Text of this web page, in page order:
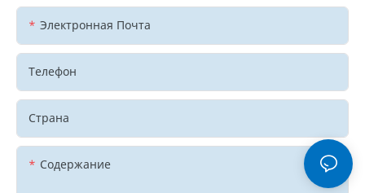
Электронная Почта
Телефон
Страна
Содержание